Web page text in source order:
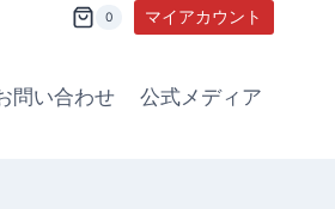
0 マイアカウント
問い合わせ 公式メディア